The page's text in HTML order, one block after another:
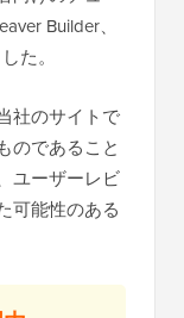
Builder、
た。
社のサイトで
のであること
ユーザーレビ
可能性のある